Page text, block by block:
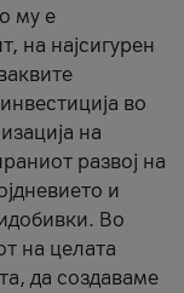
му е
на најсигурен
во
на
развој на
и
Во
на целата
да создаваме